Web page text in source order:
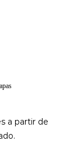
a partir de